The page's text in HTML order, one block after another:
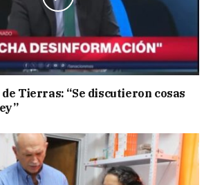
Tierras: “Se discutieron cosas